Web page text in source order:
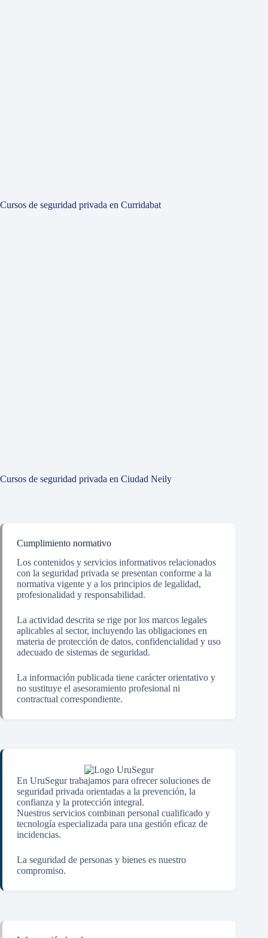
Cursos de seguridad privada en Curridabat
Cursos de seguridad privada en Ciudad Neily
Cumplimiento normativo
Los contenidos y servicios informativos relacionados
con la seguridad privada se presentan conforme a la
normativa vigente y a los principios de legalidad,
profesionalidad y responsabilidad.
La actividad descrita se rige por los marcos legales
aplicables al sector, incluyendo las obligaciones en
materia de protección de datos, confidencialidad y uso
adecuado de sistemas de seguridad.
La información publicada tiene carácter orientativo y
no sustituye el asesoramiento profesional ni
contractual correspondiente.
En UruSegur trabajamos para ofrecer soluciones de
seguridad privada orientadas a la prevención, la
confianza y la protección integral.
Nuestros servicios combinan personal cualificado y
tecnología especializada para una gestión eficaz de
incidencias.
La seguridad de personas y bienes es nuestro
compromiso.